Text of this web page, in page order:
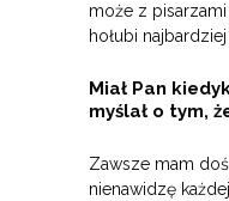
może z
hołubi
Miał Pan
myślał o tym,
Zawsze mam
nienawidzę